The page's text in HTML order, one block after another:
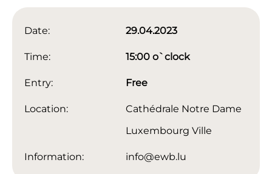
Date: 29.04.2023
Time: 15:00 o`clock
Entry: Free
Location:
Cathédrale Notre Dame
Luxembourg Ville
Information: info@ewb.lu